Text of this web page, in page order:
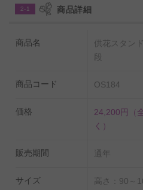
「供花スタンド（和洋ミック
＜自宅でのご葬儀へお花を贈
はお届け先でお受け取りい
す。
自宅葬宛てのご供花は、「
2-1 商品詳細
商品名
供花スタン
段
商品コード OS184
価格 24,200円
（
く）
販売期間 通年
サイズ
高さ：90～